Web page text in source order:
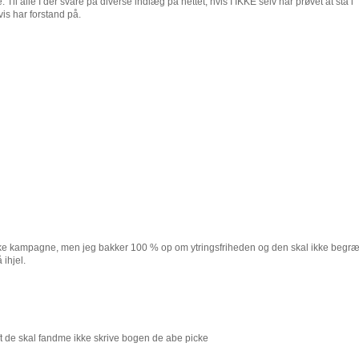
har forstand på.
kampagne, men jeg bakker 100 % op om ytringsfriheden og den skal ikke
ihjel.
skal fandme ikke skrive bogen de abe picke